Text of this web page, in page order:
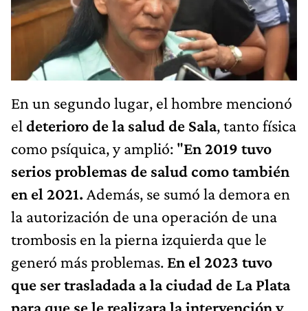
En un segundo lugar, el hombre mencionó
el deterioro de la salud de Sala, tanto física
como psíquica, y amplió: "En 2019 tuvo
serios problemas de salud como también
en el 2021. Además, se sumó la demora en
la autorización de una operación de una
trombosis en la pierna izquierda que le
generó más problemas. En el 2023 tuvo
que ser trasladada a la ciudad de La Plata